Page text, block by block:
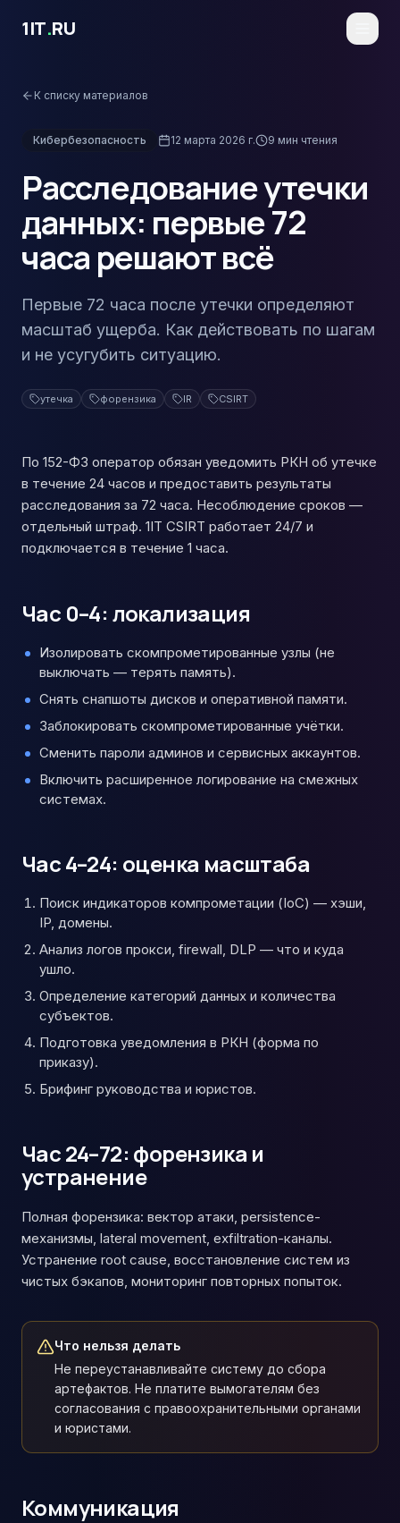
1IT.RU
К списку материалов
Кибербезопасность 12 марта 2026 г. 9 мин чтения
Расследование утечки
данных: первые 72
часа решают всё
Первые 72 часа после утечки определяют
масштаб ущерба. Как действовать по шагам
и не усугубить ситуацию.
утечка форензика IR CSIRT
По 152-ФЗ оператор обязан уведомить РКН об утечке
в течение 24 часов и предоставить результаты
расследования за 72 часа. Несоблюдение сроков —
отдельный штраф. 1IT CSIRT работает 24/7 и
подключается в течение 1 часа.
Час 0–4: локализация
Изолировать скомпрометированные узлы (не
выключать — терять память).
Снять снапшоты дисков и оперативной памяти.
Заблокировать скомпрометированные учётки.
Сменить пароли админов и сервисных аккаунтов.
Включить расширенное логирование на смежных
системах.
Час 4–24: оценка масштаба
Поиск индикаторов компрометации (IoC) — хэши,
IP, домены.
Анализ логов прокси, firewall, DLP — что и куда
ушло.
Определение категорий данных и количества
субъектов.
Подготовка уведомления в РКН (форма по
приказу).
Брифинг руководства и юристов.
Час 24–72: форензика и
устранение
Полная форензика: вектор атаки, persistence-
механизмы, lateral movement, exfiltration-каналы.
Устранение root cause, восстановление систем из
чистых бэкапов, мониторинг повторных попыток.
Что нельзя делать
Не переустанавливайте систему до сбора
артефактов. Не платите вымогателям без
согласования с правоохранительными органами
и юристами.
Коммуникация